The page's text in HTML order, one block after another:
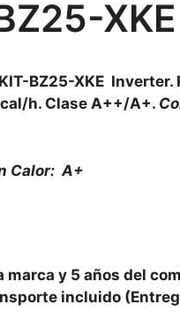
BZ25-XKE Inverter.
h. Clase A++/A+.
Calor: A+
y 5 años del
incluido